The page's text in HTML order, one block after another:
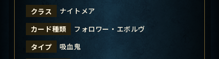
クラス
ナイトメア
カード種類
フォロワー・エボルヴ
タイプ
吸血鬼